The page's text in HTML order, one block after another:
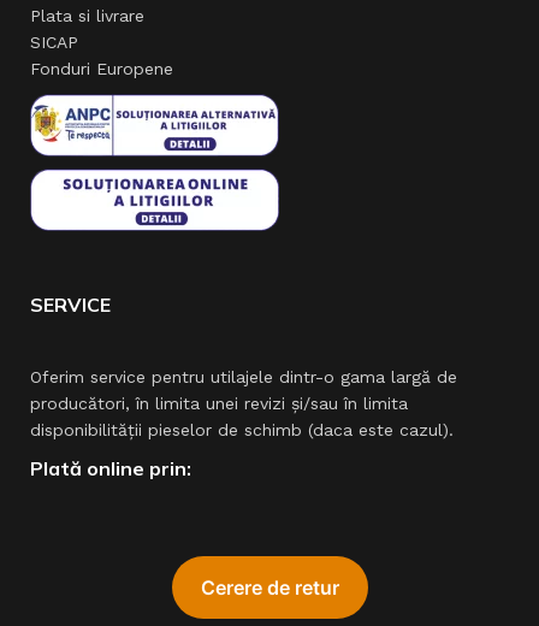
Plata si livrare
SICAP
Fonduri Europene
SERVICE
Oferim service pentru utilajele dintr-o gama largă de
producători, în limita unei revizi şi/sau în limita
disponibilităţii pieselor de schimb (daca este cazul).
Plată online prin: